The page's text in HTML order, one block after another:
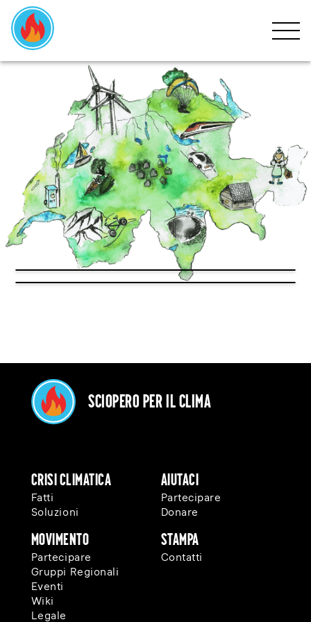
HOME
CRISI
MOVIMENTO
PARTECIPARE
EVENTI
NOVITÀ
DONARE
Sciopero per il clima
Crisi Climatica
Fatti
Soluzioni
Aiutaci
Partecipare
Donare
Movimento
Partecipare
Gruppi Regionali
Eventi
Wiki
Legale
Stampa
Contatti